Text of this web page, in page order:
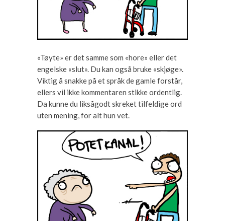
«Tøyte» er det samme som «hore» eller det
engelske «slut». Du kan også bruke «skjøge».
Viktig å snakke på et språk de gamle forstår,
ellers vil ikke kommentaren stikke ordentlig.
Da kunne du liksågodt skreket tilfeldige ord
uten mening, for alt hun vet.